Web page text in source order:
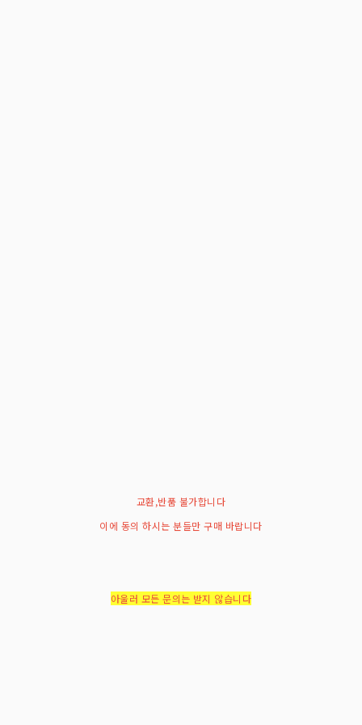
교환,반품 불가합니다
이에 동의 하시는 분들만 구매 바랍니다
아울러 모든 문의는 받지 않습니다